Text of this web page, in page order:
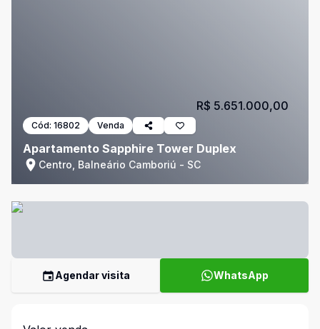
Cód: 16802 Venda
Apartamento Sapphire Tower Duplex
Centro, Balneário Camboriú - SC
R$ 5.651.000,00
Agendar visita WhatsApp